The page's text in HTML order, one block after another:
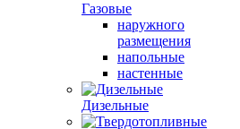
Газовые
наружного
размещения
напольные
настенные
Дизельные